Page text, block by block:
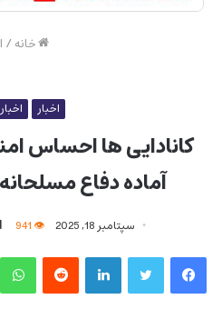
خانه/
اخبار
آماده دفاع
سپتامبر 18, 2025
فیس بوک توییتر لینکدین‫رددیت